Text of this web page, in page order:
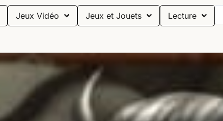
Jeux Vidéo Jeux et Jouets Lecture